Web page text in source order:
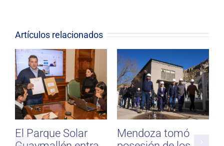
Artículos relacionados
El Parque Solar
Mendoza tomó